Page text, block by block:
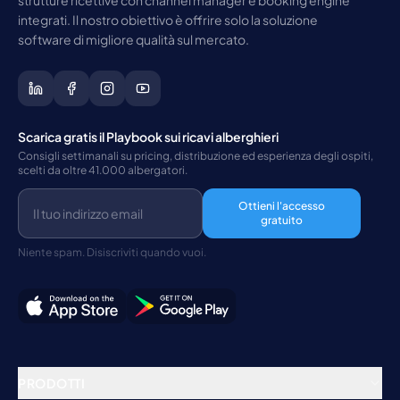
integrati. Il nostro obiettivo è offrire solo la soluzione
software di migliore qualità sul mercato.
Scarica gratis il Playbook sui ricavi alberghieri
Consigli settimanali su pricing, distribuzione ed esperienza degli ospiti,
scelti da oltre 41.000 albergatori.
Ottieni l'accesso
gratuito
Niente spam. Disiscriviti quando vuoi.